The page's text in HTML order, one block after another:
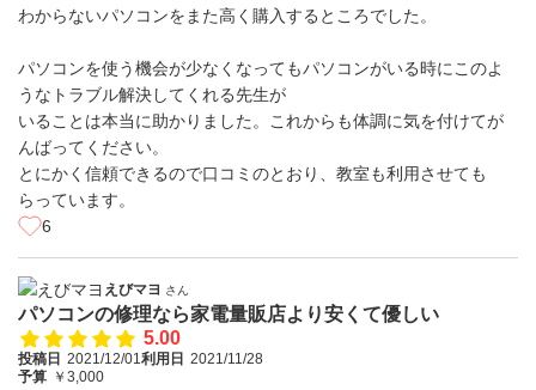
わからないパソコンをまた高く購入するところでした。
パソコンを使う機会が少なくなってもパソコンがいる時にこのよ
うなトラブル解決してくれる先生が
いることは本当に助かりました。これからも体調に気を付けてが
んばってください。
とにかく信頼できるので口コミのとおり、教室も利用させても
らっています。
6
えびマヨ さん
パソコンの修理なら家電量販店より安くて優しい
5.00
投稿日 2021/12/01利用日 2021/11/28
予算 ￥3,000